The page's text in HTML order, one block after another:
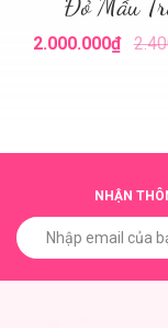
2.000.000₫
NHẬN